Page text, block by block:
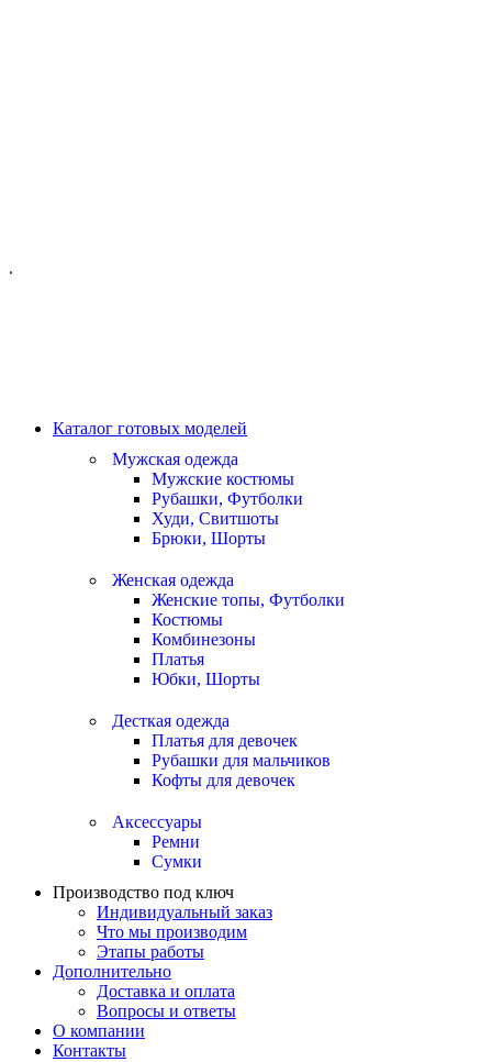
.
Каталог готовых моделей
Мужская одежда
Мужские костюмы
Рубашки, Футболки
Худи, Свитшоты
Брюки, Шорты
Женская одежда
Женские топы, Футболки
Костюмы
Комбинезоны
Платья
Юбки, Шорты
Десткая одежда
Платья для девочек
Рубашки для мальчиков
Кофты для девочек
Аксессуары
Ремни
Сумки
Производство под ключ
Индивидуальный заказ
Что мы производим
Этапы работы
Дополнительно
Доставка и оплата
Вопросы и ответы
О компании
Контакты